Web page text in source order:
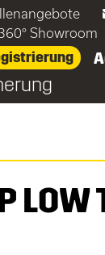
Showroom
LOW